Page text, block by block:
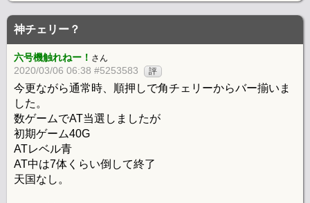
神チェリー？
六号機触れねー！ さん
2020/03/06 06:38 #5253583 評
今更ながら通常時、順押しで角チェリーからバー揃いま
した。
数ゲームでAT当選しましたが
初期ゲーム40G
ATレベル青
AT中は7体くらい倒して終了
天国なし。